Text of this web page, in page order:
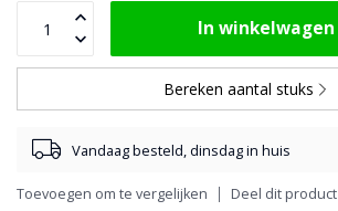
In winkelwagen
Bereken aantal stuks
Vandaag besteld, dinsdag in huis
Toevoegen om te vergelijken Deel dit product